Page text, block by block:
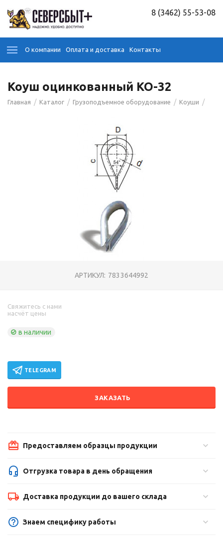
8 (3462) 55-53-08
О компании Оплата и доставка Контакты
Коуш оцинкованный КО-32
Главная / Каталог / Грузоподъемное оборудование / Коуши /
АРТИКУЛ: 7833644992
Свяжитесь с нами
насчёт цены
в наличии
TELEGRAM
ЗАКАЗАТЬ
Предоставляем образцы продукции
Отгрузка товара в день обращения
Доставка продукции до вашего склада
Знаем специфику работы